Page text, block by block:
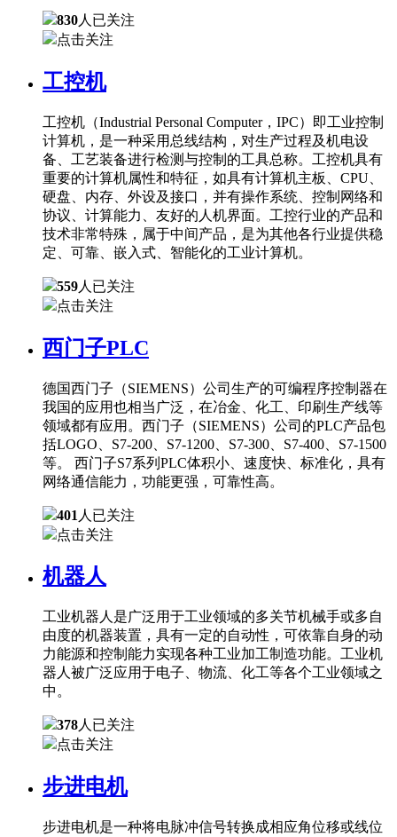
830人已关注
点击关注
工控机
工控机（Industrial Personal Computer，IPC）即工业控制
计算机，是一种采用总线结构，对生产过程及机电设
备、工艺装备进行检测与控制的工具总称。工控机具有
重要的计算机属性和特征，如具有计算机主板、CPU、
硬盘、内存、外设及接口，并有操作系统、控制网络和
协议、计算能力、友好的人机界面。工控行业的产品和
技术非常特殊，属于中间产品，是为其他各行业提供稳
定、可靠、嵌入式、智能化的工业计算机。
559人已关注
点击关注
西门子PLC
德国西门子（SIEMENS）公司生产的可编程序控制器在
我国的应用也相当广泛，在冶金、化工、印刷生产线等
领域都有应用。西门子（SIEMENS）公司的PLC产品包
括LOGO、S7-200、S7-1200、S7-300、S7-400、S7-1500
等。 西门子S7系列PLC体积小、速度快、标准化，具有
网络通信能力，功能更强，可靠性高。
401 人已关注
点击关注
机器人
工业机器人是广泛用于工业领域的多关节机械手或多自
由度的机器装置，具有一定的自动性，可依靠自身的动
力能源和控制能力实现各种工业加工制造功能。工业机
器人被广泛应用于电子、物流、化工等各个工业领域之
中。
378人已关注
点击关注
步进电机
步进电机是一种将电脉冲信号转换成相应角位移或线位